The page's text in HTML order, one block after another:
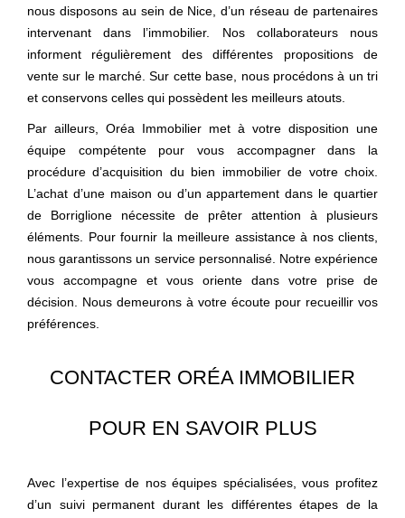
nous disposons au sein de Nice, d’un réseau de partenaires
intervenant dans l’immobilier. Nos collaborateurs nous
informent régulièrement des différentes propositions de
vente sur le marché. Sur cette base, nous procédons à un tri
et conservons celles qui possèdent les meilleurs atouts.
Par ailleurs, Oréa Immobilier met à votre disposition une
équipe compétente pour vous accompagner dans la
procédure d’acquisition du bien immobilier de votre choix.
L’achat d’une maison ou d’un appartement dans le quartier
de Borriglione nécessite de prêter attention à plusieurs
éléments. Pour fournir la meilleure assistance à nos clients,
nous garantissons un service personnalisé. Notre expérience
vous accompagne et vous oriente dans votre prise de
décision. Nous demeurons à votre écoute pour recueillir vos
préférences.
CONTACTER ORÉA IMMOBILIER
POUR EN SAVOIR PLUS
Avec l’expertise de nos équipes spécialisées, vous profitez
d’un suivi permanent durant les différentes étapes de la